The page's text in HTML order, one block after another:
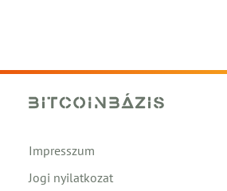
Impresszum
Jogi nyilatkozat